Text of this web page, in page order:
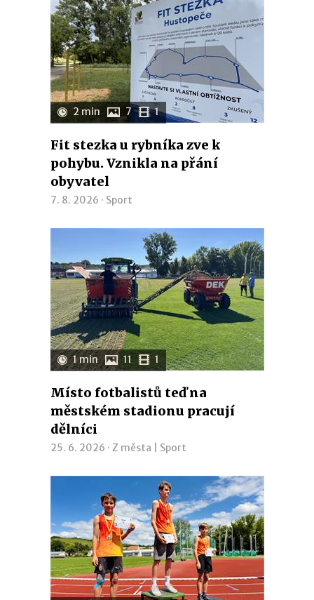
2 min 7 1
Fit stezka u rybníka zve k
pohybu. Vznikla na přání
obyvatel
7. 8. 2026 · Sport
1 min 11 1
Místo fotbalistů teď na
městském stadionu pracují
dělníci
25. 6. 2026 · Z města Sport